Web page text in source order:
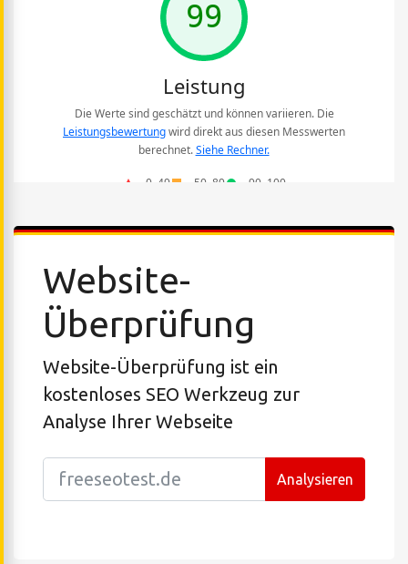
Website-
Überprüfung
Website-Überprüfung ist ein
kostenloses SEO Werkzeug zur
Analyse Ihrer Webseite
Analysieren